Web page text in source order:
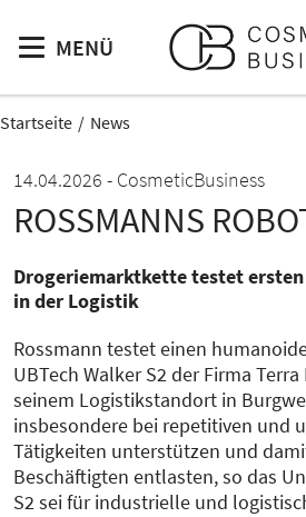
MENÜ
Startseite News
14.04.2026
CosmeticBusiness
ROSSMANNS
Drogeriemarktkette testet
in der Logistik
Rossmann testet einen
UBTech Walker S2 der Firma
seinem Logistikstandort in
insbesondere bei repetitiven und
Tätigkeiten unterstützen und
Beschäftigten entlasten, so das
S2 sei für industrielle und